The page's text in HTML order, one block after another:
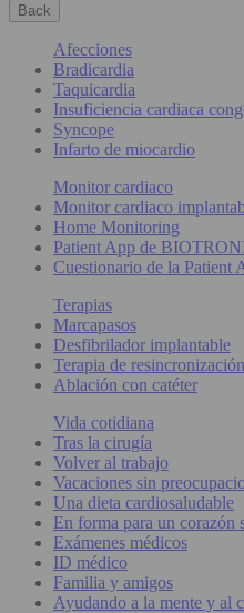
Back
Afecciones
Bradicardia
Taquicardia
Insuficiencia cardiaca
Syncope
Infarto de miocardio
Monitor cardiaco
Monitor cardiaco
Home Monitoring
Patient App de
Cuestionario de la Patient
Terapias
Marcapasos
Desfibrilador implantable
Terapia de
Ablación con catéter
Vida cotidiana
Tras la cirugía
Volver al trabajo
Vacaciones sin
Una dieta cardiosaludable
En forma para un corazón
Exámenes médicos
ID médico
Familia y amigos
Ayudando a la mente y al